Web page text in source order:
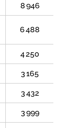
8 946
6 488
4 250
3 165
3 432
3 999